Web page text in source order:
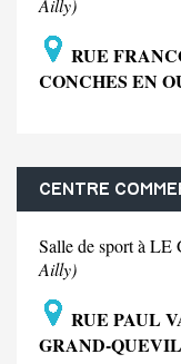
Ailly)
RUE
CONCHES EN
CENTRE
Salle de sport à
Ailly)
RUE PAUL
GRAND-